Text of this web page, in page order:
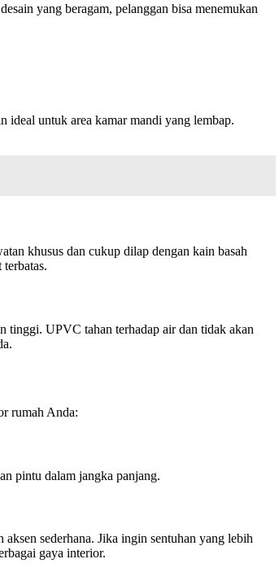
yang beragam, pelanggan bisa menemukan
untuk area kamar mandi yang lembap.
khusus dan cukup dilap dengan kain basah
tinggi. UPVC tahan terhadap air dan tidak akan
rumah Anda:
pintu dalam jangka panjang.
sederhana. Jika ingin sentuhan yang lebih
gaya interior.